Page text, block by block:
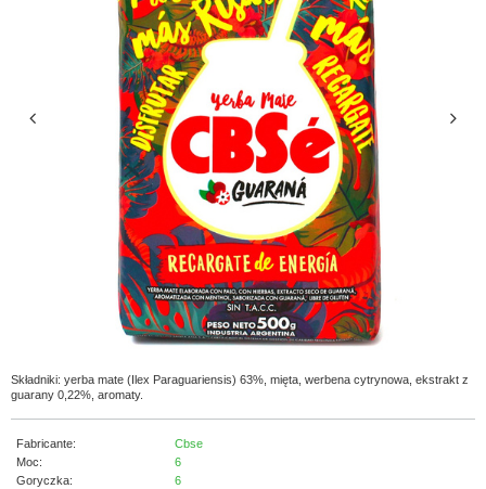
Składniki: yerba mate (Ilex Paraguariensis) 63%, mięta, werbena cytrynowa, ekstrakt z
guarany 0,22%, aromaty.
Fabricante:
Cbse
Moc:
6
Goryczka:
6